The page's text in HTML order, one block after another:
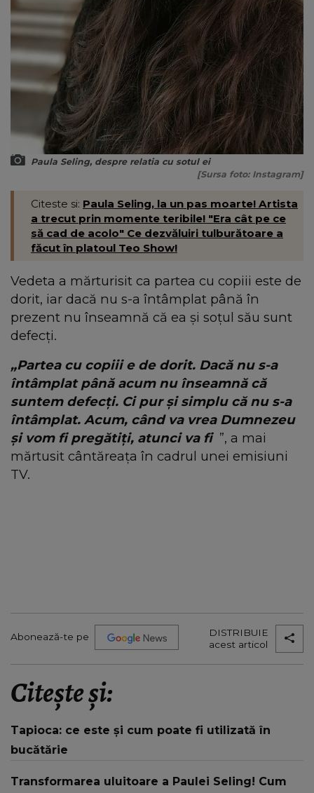
Paula Seling, despre relatia cu sotul ei
[Sursa foto: Instagram]
Citeste si: Paula Seling, la un pas moarte! Artista
a trecut prin momente teribile! "Era cât pe ce
să cad de acolo" Ce dezvăluiri tulburătoare a
făcut în platoul Teo Show!
Vedeta a mărturisit ca partea cu copiii este de
dorit, iar dacă nu s-a întâmplat până în
prezent nu înseamnă că ea și soțul său sunt
defecți.
„Partea cu copiii e de dorit. Dacă nu s-a
întâmplat până acum nu înseamnă că
suntem defecți. Ci pur și simplu că nu s-a
întâmplat. Acum, când va vrea Dumnezeu
și vom fi pregătiți, atunci va fi ”, a mai
mărtusit cântăreața în cadrul unei emisiuni
TV.
Abonează-te pe
DISTRIBUIE
acest articol
Citește și:
Tapioca: ce este și cum poate fi utilizată în
bucătărie
Transformarea uluitoare a Paulei Seling! Cum